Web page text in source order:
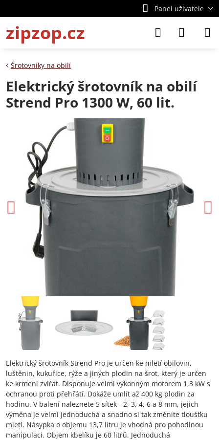
Panel uživatele
zipzop.cz
Šrotovníky na obilí
Elektrický šrotovník na obilí
Strend Pro 1300 W, 60 lit.
Elektrický šrotovník Strend Pro je určen ke mletí obilovin,
luštěnin, kukuřice, rýže a jiných plodin na šrot, který je určen
ke krmení zvířat. Disponuje velmi výkonným motorem 1,3 kW s
ochranou proti přehřátí. Dokáže umlít až 400 kg plodin za
hodinu. V balení naleznete 5 sítek - 2, 3, 4, 6 a 8 mm, jejich
výměna je velmi jednoduchá a snadno si tak změníte tloušťku
mletí. Násypka o objemu 13,7 litru je vhodná pro pohodlnou
manipulaci. Objem kbelíku je 60 litrů. Jednoduchá